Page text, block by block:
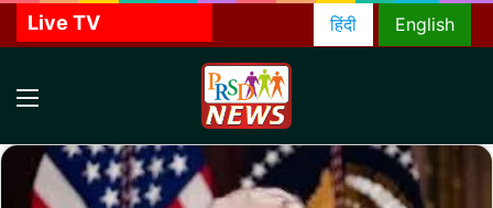
Live TV English
हिंदी